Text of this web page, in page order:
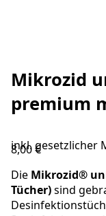
Mikrozid
premium
inkl. gesetzlicher
8,00 €
Die Mikrozid®
Tücher)sind